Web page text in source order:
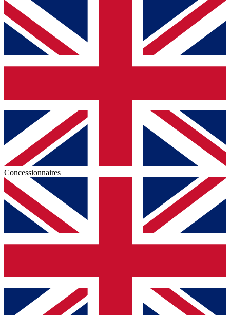
Concessionnaires